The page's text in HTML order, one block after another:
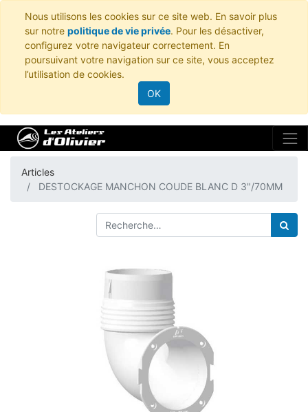
Nous utilisons les cookies sur ce site web. En savoir plus
sur notre politique de vie privée. Pour les désactiver,
configurez votre navigateur correctement. En
poursuivant votre navigation sur ce site, vous acceptez
l’utilisation de cookies.
OK
Articles
DESTOCKAGE MANCHON COUDE BLANC D 3"/70MM